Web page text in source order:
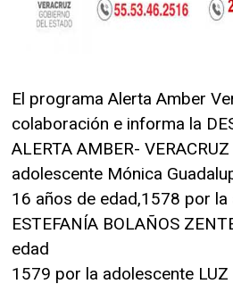
El programa Alerta Amber
colaboración e informa la
ALERTA AMBER-
adolescente Mónica
16 años de edad,1578 por
ESTEFANÍA BOLAÑOS
edad
1579 por la adolescente LUZ